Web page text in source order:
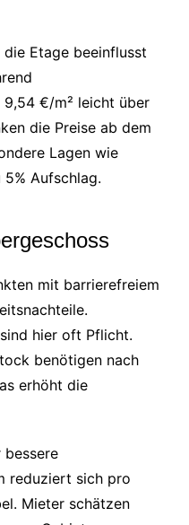
Etage beeinflusst
9,54 €/m² leicht über
die Preise ab dem
Lagen wie
Aufschlag.
mit barrierefreiem
hier oft Pflicht.
benötigen nach
erhöht die
bessere
reduziert sich pro
Mieter schätzen